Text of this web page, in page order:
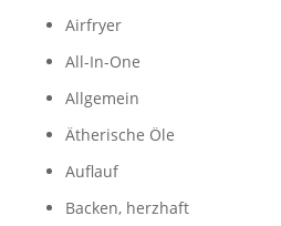
Airfryer
All-In-One
Allgemein
Ätherische Öle
Auflauf
Backen, herzhaft